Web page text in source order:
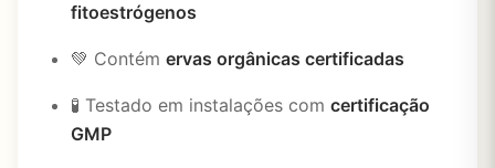
fitoestrógenos
💚 Contém ervas orgânicas certificadas
🧪 Testado em instalações com certificação
GMP